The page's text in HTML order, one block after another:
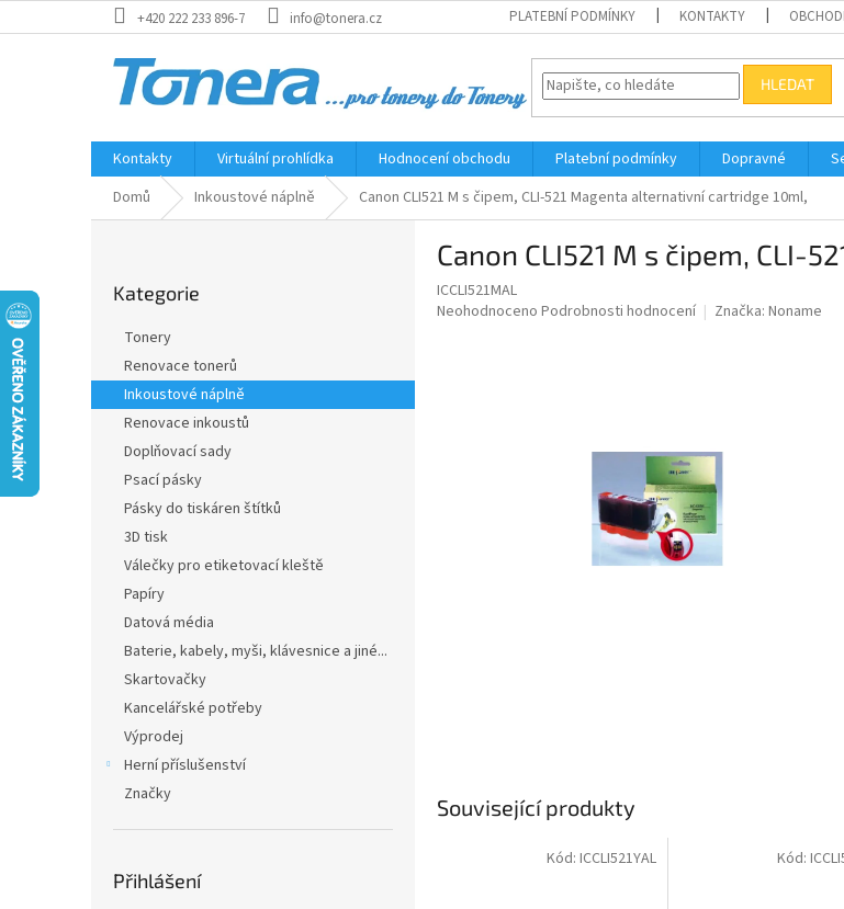
na
+420 222 233 896-7 info@tonera.cz PLATEBNÍ PODMÍNKY KONTAKTY
HLEDAT
Kontakty Virtuální prohlídka Hodnocení obchodu Platební podmínky Dopravné
Domů
Inkoustové náplně Canon CLI521 M s čipem, CLI-521 Magenta alternativní cartridge 10ml,
n
kategorie
Kategorie
Tonery
Renovace tonerů
Inkoustové náplně
Renovace inkoustů
Doplňovací sady
Psací pásky
Pásky do tiskáren štítků
3D tisk
Válečky pro etiketovací kleště
Papíry
Datová média
Baterie, kabely, myši, klávesnice a jiné...
Skartovačky
Kancelářské potřeby
Výprodej
Herní příslušenství
Značky
Přihlášení
Canon CLI521 M s čipem, CLI-
ICCLI521MAL
Průměrné
Neohodnoceno Podrobnosti hodnocení Značka: Noname
Související produkty
Kód: ICCLI521YAL Kód: